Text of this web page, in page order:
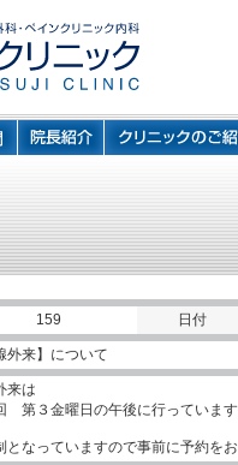
159 日付
外来】について
来は
第３金曜日の午後に行っています
となっていますので事前に予約をお